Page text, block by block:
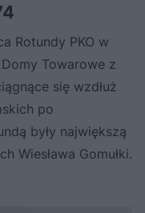
Rotundy PKO w
Towarowe z
się wzdłuż
po
były największą
Wiesława Gomułki.